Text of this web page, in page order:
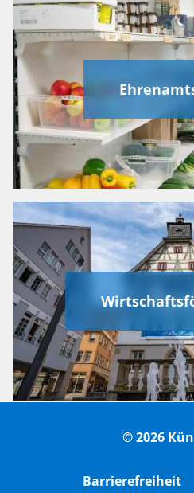
© 2026
Barrierefreiheit